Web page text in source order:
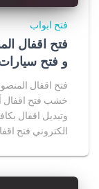
فتح ابواب
و فتح
فتح اقفال
خشب فتح اقفال
وتبديل اقفال
الكتروني فتح